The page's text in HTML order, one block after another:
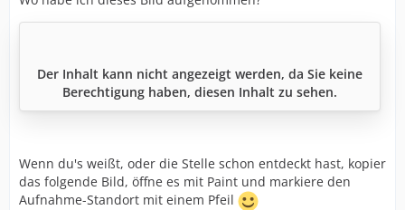
Der Inhalt kann nicht angezeigt werden, da Sie keine
Berechtigung haben, diesen Inhalt zu sehen.
Wenn du's weißt, oder die Stelle schon entdeckt hast, kopier
das folgende Bild, öffne es mit Paint und markiere den
Aufnahme-Standort mit einem Pfeil